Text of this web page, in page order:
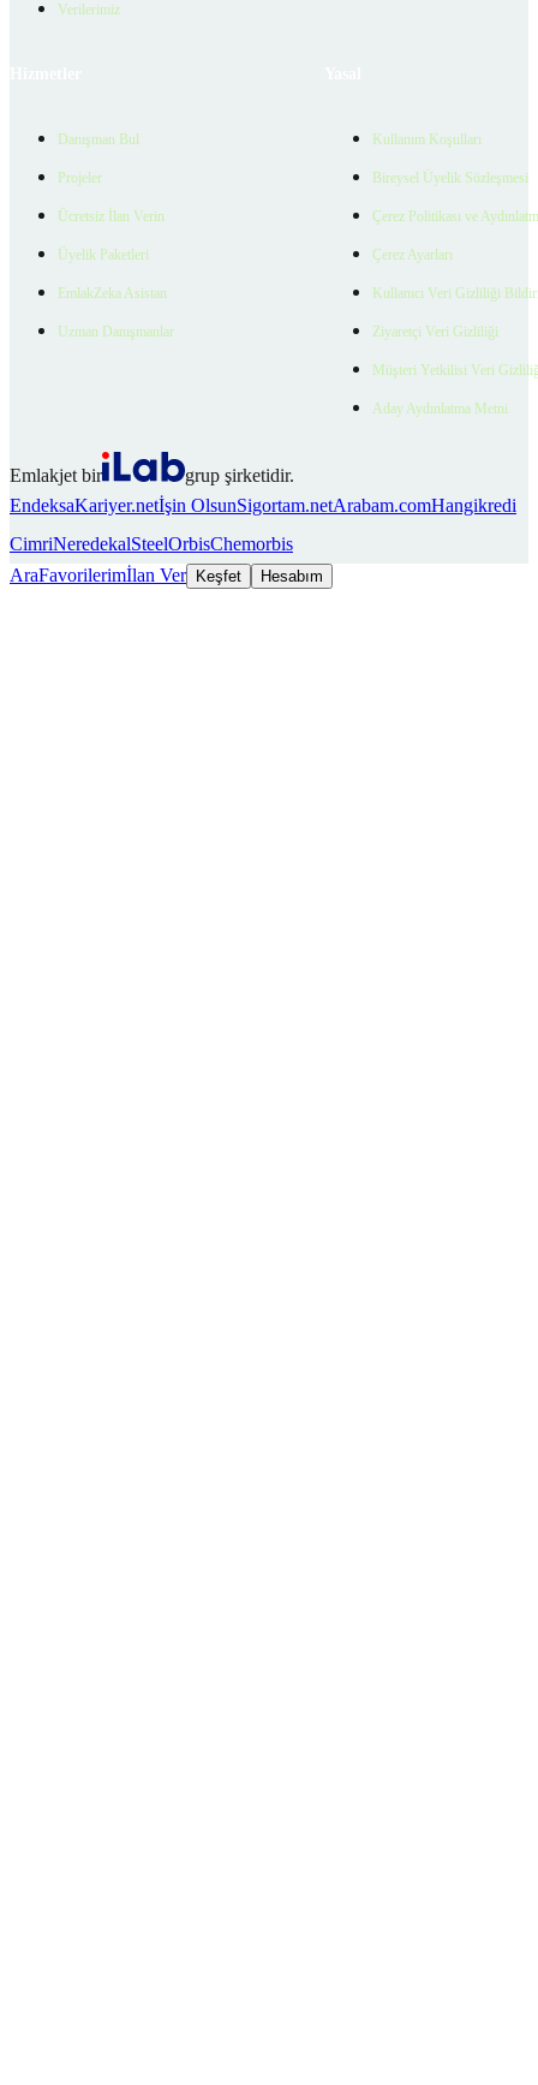
Verilerimiz
Danışman Bul
Projeler
Ücretsiz İlan Verin
Üyelik Paketleri
EmlakZeka Asistan
Uzman Danışmanlar
Kullanım Koşulları
Bireysel Üyelik Sözleşmesi
Çerez Politikası ve
Çerez Ayarları
Kullanıcı Veri Gizliliği
Ziyaretçi Veri Gizliliği
Müşteri Yetkilisi Veri
Aday Aydınlatma Metni
Emlakjet bir
grup şirketidir.
EndeksaKariyer.netİşin OlsunSigortam.netArabam.comHangikredi
CimriNeredekalSteelOrbisChemorbis
AraFavorilerimİlan Ver Keşfet Hesabım